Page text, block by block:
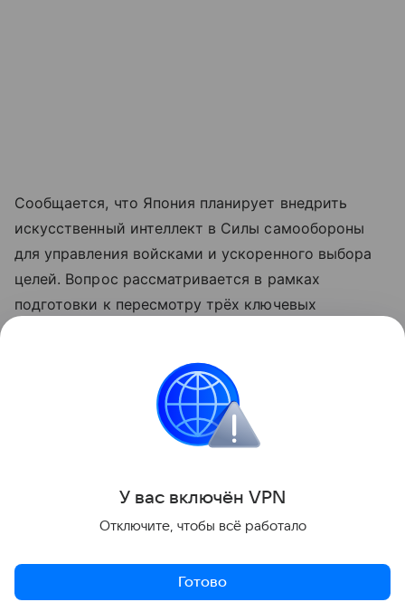
Сообщается, что Япония планирует внедрить
искусственный интеллект в Силы самообороны
для управления войсками и ускоренного выбора
целей. Вопрос рассматривается в рамках
подготовки к пересмотру трёх ключевых
обновить до конца года.
Внешняя политика
Поделиться
У вас включён VPN
Отключите, чтобы всё работало
Готово